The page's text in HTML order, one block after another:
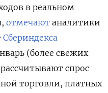
в реальном
отмечают аналитики
Сбериндекса
(более свежих
спрос
торговли, платных